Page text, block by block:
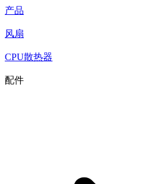
产品
风扇
CPU散热器
配件